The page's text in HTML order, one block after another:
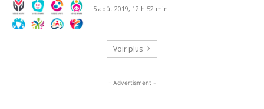
5 août 2019, 12 h 52 min
Voir plus
- Advertisment -